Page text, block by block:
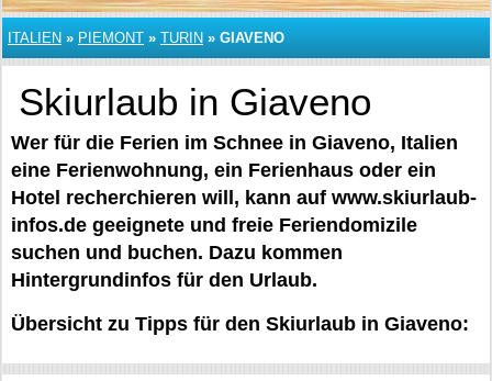
ITALIEN » PIEMONT » TURIN » GIAVENO
Skiurlaub in Giaveno
Wer für die Ferien im Schnee in Giaveno, Italien
eine Ferienwohnung, ein Ferienhaus oder ein
Hotel recherchieren will, kann auf www.skiurlaub-
infos.de geeignete und freie Feriendomizile
suchen und buchen. Dazu kommen
Hintergrundinfos für den Urlaub.
Übersicht zu Tipps für den Skiurlaub in Giaveno: